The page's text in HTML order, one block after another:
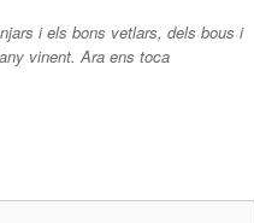
i els bons vetlars, dels bous i
vinent. Ara ens toca